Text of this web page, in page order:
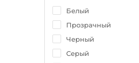
Прованс
Барокко
Белый
Прозрачный
Черный
Серый